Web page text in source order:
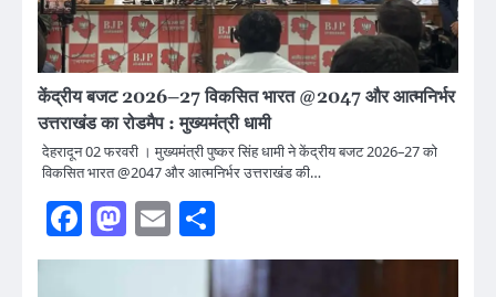
केंद्रीय बजट 2026–27 विकसित भारत @2047 और आत्मनिर्भर
उत्तराखंड का रोडमैप : मुख्यमंत्री धामी
देहरादून 02 फरवरी । मुख्यमंत्री पुष्कर सिंह धामी ने केंद्रीय बजट 2026–27 को
विकसित भारत @2047 और आत्मनिर्भर उत्तराखंड की…
Facebook
Mastodon
Email